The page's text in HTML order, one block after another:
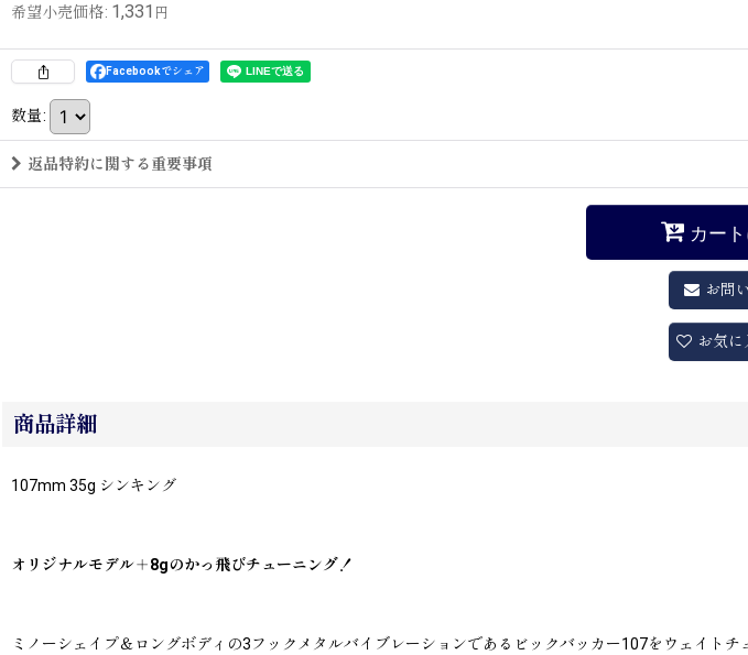
希望小売価格: 1,331 円
Facebookでシェア
数量:
返品特約に関する重要事項
カー
お問
お気
商品詳細
107mm 35g シンキング
オリジナルモデル＋8gのかっ飛びチューニング！
ミノーシェイプ＆ロングボディの3フックメタルバイブレーションであるビックバッカー107をウェイト